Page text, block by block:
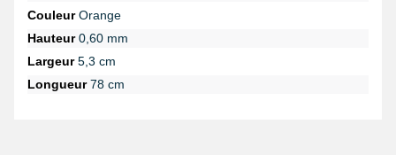
Conseil créatif :
personnalisée en personnalisant la boîte avec des liens
décoratifs, des décorations autocollantes et des tampons.
CouleurOrange
Hauteur0,60 mm
Largeur5,3 cm
Longueur78 cm